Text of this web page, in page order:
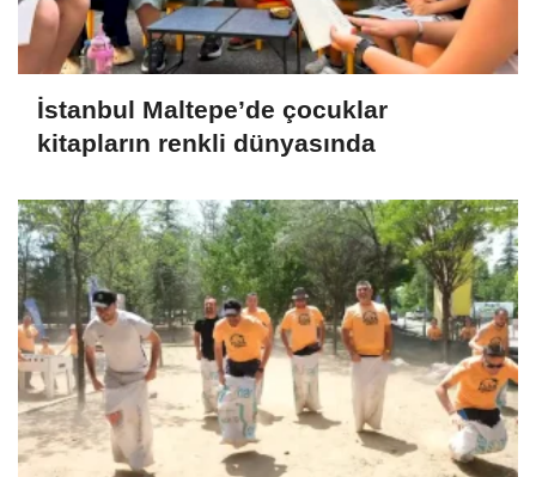
İstanbul Maltepe’de çocuklar
kitapların renkli dünyasında